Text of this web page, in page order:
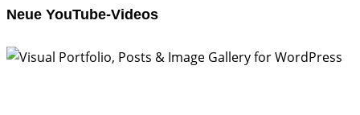
Neue YouTube-Videos